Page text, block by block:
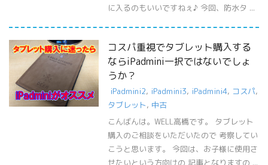
に入るのもいいですねぇ♪ 今回、防水タ ...
コスパ重視でタブレット購入する
ならiPadmini一択ではないでしょ
うか？
iPadmini2, iPadmini3, iPadmini4, コスパ,
タブレット, 中古
こんばんは。WELL高橋です。 タブレット
購入のご相談をいただいたので 考察してい
こうと思います。 今回は、お子様に使用さ
せたいという方向けの 記事となりますの ...